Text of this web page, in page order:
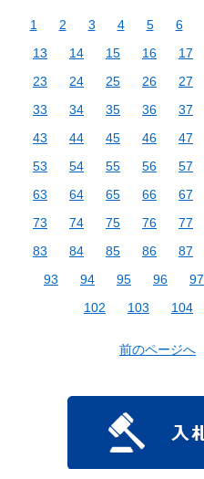
1 2 3 4 5 6
13
14 15 16 17
23
24 25 26 27
33
34 35 36 37
43
44 45 46 47
53
54 55 56 57
63
64 65 66 67
73
74 75 76 77
83
84 85 86 87
93
94 95 96 97
102
103 104
前のページへ